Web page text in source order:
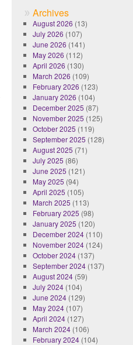
Archives
August 2026 (13)
July 2026 (107)
June 2026 (141)
May 2026 (112)
April 2026 (130)
March 2026 (109)
February 2026 (123)
January 2026 (104)
December 2025 (87)
November 2025 (125)
October 2025 (119)
September 2025 (128)
August 2025 (71)
July 2025 (86)
June 2025 (121)
May 2025 (94)
April 2025 (105)
March 2025 (113)
February 2025 (98)
January 2025 (120)
December 2024(110)
November 2024(124)
October 2024(137)
September 2024(137)
August 2024(59)
July 2024(104)
June 2024(129)
May 2024(107)
April 2024(127)
March 2024(106)
February 2024(104)